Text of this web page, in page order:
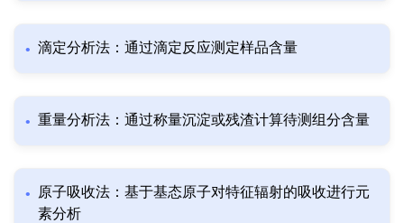
滴定分析法：通过滴定反应测定样品含量
重量分析法：通过称量沉淀或残渣计算待测组分含量
原子吸收法：基于基态原子对特征辐射的吸收进行元
素分析